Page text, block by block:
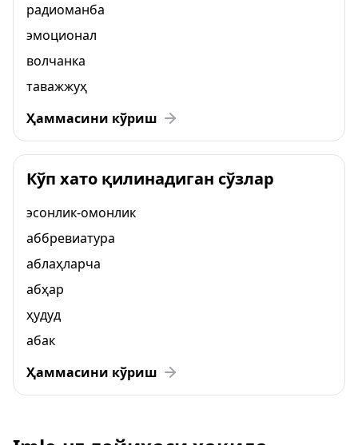
радиоманба
эмоционал
волчанка
таважжуҳ
Ҳаммасини кўриш
Кўп хато қилинадиган сўзлар
эсонлик-омонлик
аббревиатура
аблаҳларча
абҳар
ҳудуд
абак
Ҳаммасини кўриш